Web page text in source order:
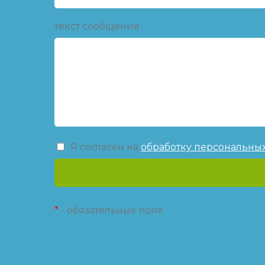
текст сообщения
Я согласен на обработку
* - обязательные поля